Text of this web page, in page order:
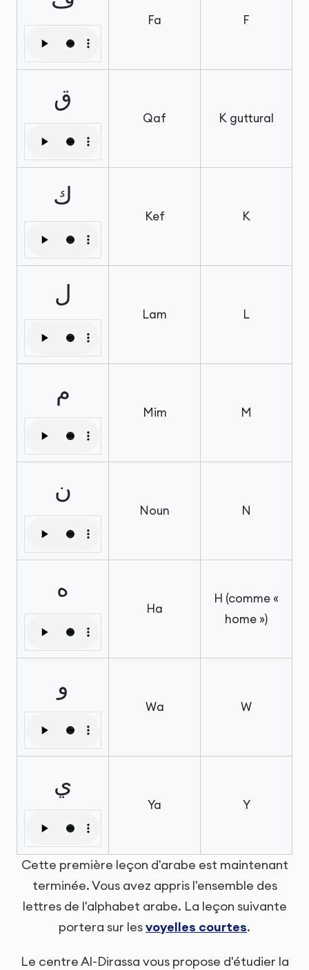
Fa F
ق
Qaf K guttural
ك
Kef K
ل
Lam L
م
Mim M
ن
Noun N
ه
Ha
H (comme «
home »)
و
Wa W
ي
Ya Y
Cette première leçon d'arabe est maintenant
terminée. Vous avez appris l'ensemble des
lettres de l'alphabet arabe. La leçon suivante
portera sur lesvoyelles courtes.
Le centre Al-Dirassa vous propose d'étudier la